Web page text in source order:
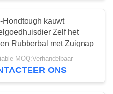
Hondtough kauwt
Zelf het
Rubberbal met Zuignap
MOQ:Verhandelbaar
ONS